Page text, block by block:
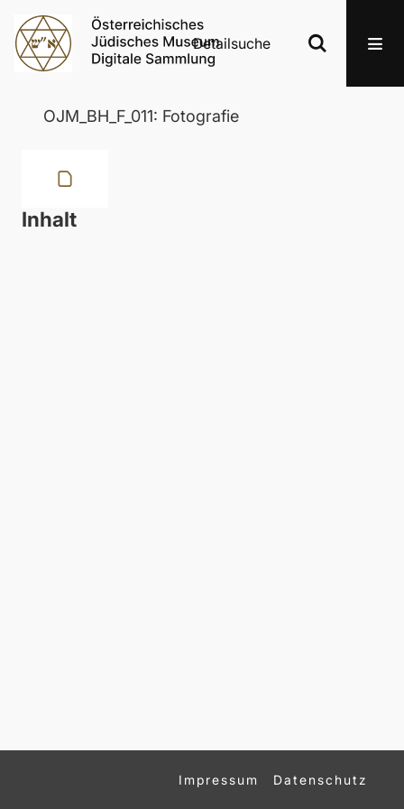
Detailsuche
OJM_BH_F_011: Fotografie
Inhalt
Impressum Datenschutz